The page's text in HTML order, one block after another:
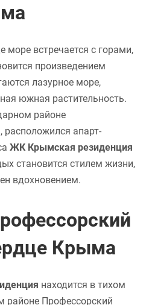
море встречается с горами,
произведением
лазурное море,
южная растительность.
районе
расположился апарт-
ЖК Крымская резиденция
становится стилем жизни,
вдохновением.
Крыма
находится в тихом
районе Профессорский